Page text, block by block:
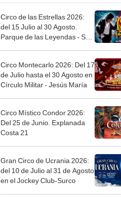
Circo de las Estrellas 2026:
del 15 Julio al 30 Agosto.
Parque de las Leyendas - San
Circo Montecarlo 2026: Del 17
de Julio hasta el 30 Agosto en
Círculo Militar - Jesús María
Circo Místico Condor 2026:
Del 25 de Junio. Explanada
Costa 21
Gran Circo de Ucrania 2026:
del 10 de Julio al 31 de Agosto
en el Jockey Club-Surco